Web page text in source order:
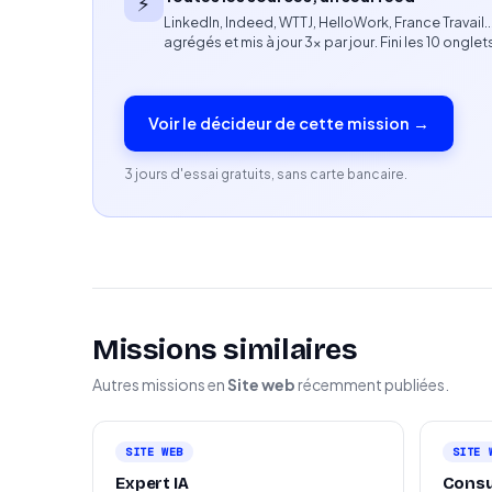
Esprit entrepreneurial et forte orientation
Capacité à évoluer dans un environnement
Freelance spécialisé(e) en webdesign,
Expérience dans la réalisation de projets
Professionnel souhaitant s’investir dans
Profil ambitieux, autonome et fortement
LinkedIn, Indeed, WTTJ, HelloWork, France Travail…
agrégés et mis à jour 3× par jour. Fini les 10
Voir le décideur de cette mission →
3 jours d'essai gratuits, sans carte bancaire.
Missions similaires
Autres missions enSite web récemment publiées.
SITE WEB
Expert IA
SITE